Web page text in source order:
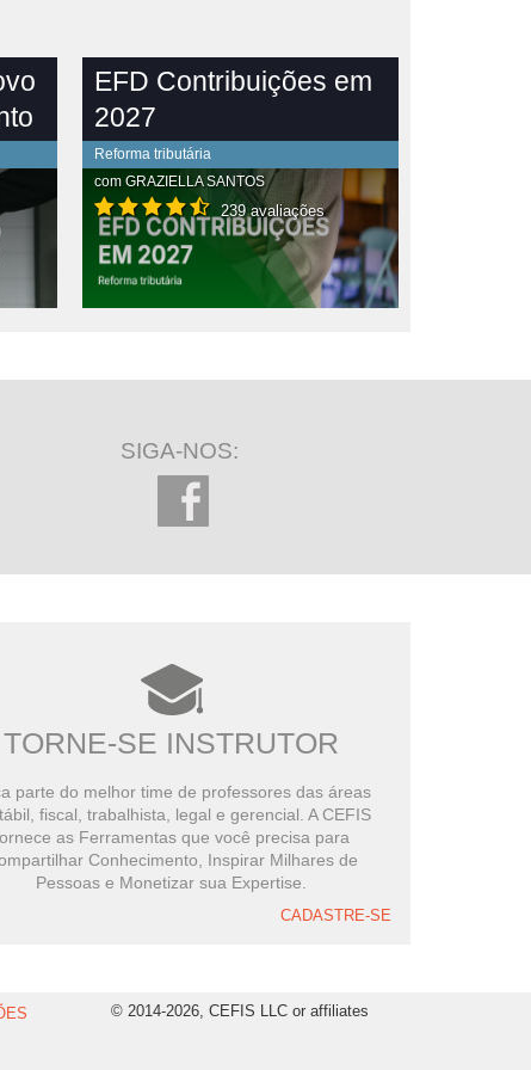
EFD Contribuições em
2027
Reforma tributária
comGRAZIELLA SANTOS
239 avaliações
SIGA-NOS:
TORNE-SE INSTRUTOR
parte do melhor time de professores das áreas
fiscal, trabalhista, legal e gerencial. A CEFIS
as Ferramentas que você precisa para
Conhecimento, Inspirar Milhares de
Pessoas e Monetizar sua Expertise.
CADASTRE-SE
© 2014-2026, CEFIS LLC or affiliates